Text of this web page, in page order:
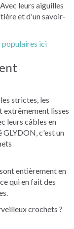
leurs aiguilles
et d'un savoir-
populaires ici
strictes, les
extrêmement lisses
leurs câbles en
c'est un
entièrement en
qui en fait des
crochets ?